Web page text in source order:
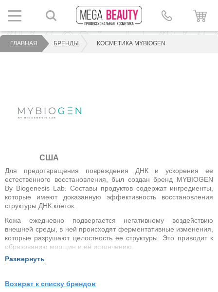
ГЛАВНАЯ БРЕНДЫ КОСМЕТИКА MYBIOGEN
США
Для предотвращения повреждения ДНК и ускорения ее
естественного восстановления, был создан бренд MYBIOGEN
By Biogenesis Lab. Составы продуктов содержат ингредиенты,
которые имеют доказанную эффективность восстановления
структуры ДНК клеток.
Кожа ежедневно подвергается негативному воздействию
внешней среды, в ней происходят ферментативные изменения,
которые разрушают целостность ее структуры. Это приводит к
образованию морщин и её истончению.
Ключевые изменения происходят на уровне двойной ДНК
направлениями в сфере исследований ДНК являются
Развернуть
Возврат к списку брендов